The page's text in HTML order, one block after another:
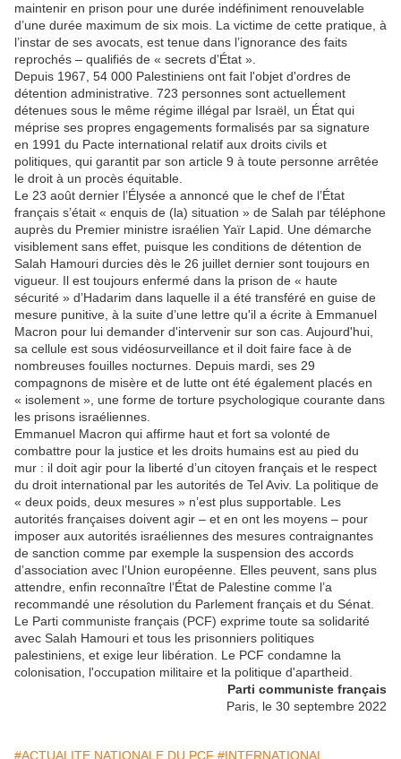
maintenir en prison pour une durée indéfiniment renouvelable
d’une durée maximum de six mois. La victime de cette pratique, à
l’instar de ses avocats, est tenue dans l’ignorance des faits
reprochés – qualifiés de « secrets d’État ».
Depuis 1967, 54 000 Palestiniens ont fait l'objet d'ordres de
détention administrative. 723 personnes sont actuellement
détenues sous le même régime illégal par Israël, un État qui
méprise ses propres engagements formalisés par sa signature
en 1991 du Pacte international relatif aux droits civils et
politiques, qui garantit par son article 9 à toute personne arrêtée
le droit à un procès équitable.
Le 23 août dernier l’Élysée a annoncé que le chef de l’État
français s’était « enquis de (la) situation » de Salah par téléphone
auprès du Premier ministre israélien Yaïr Lapid. Une démarche
visiblement sans effet, puisque les conditions de détention de
Salah Hamouri durcies dès le 26 juillet dernier sont toujours en
vigueur. Il est toujours enfermé dans la prison de « haute
sécurité » d’Hadarim dans laquelle il a été transféré en guise de
mesure punitive, à la suite d’une lettre qu'il a écrite à Emmanuel
Macron pour lui demander d'intervenir sur son cas. Aujourd'hui,
sa cellule est sous vidéosurveillance et il doit faire face à de
nombreuses fouilles nocturnes. Depuis mardi, ses 29
compagnons de misère et de lutte ont été également placés en
« isolement », une forme de torture psychologique courante dans
les prisons israéliennes.
Emmanuel Macron qui affirme haut et fort sa volonté de
combattre pour la justice et les droits humains est au pied du
mur : il doit agir pour la liberté d’un citoyen français et le respect
du droit international par les autorités de Tel Aviv. La politique de
« deux poids, deux mesures » n’est plus supportable. Les
autorités françaises doivent agir – et en ont les moyens – pour
imposer aux autorités israéliennes des mesures contraignantes
de sanction comme par exemple la suspension des accords
d’association avec l’Union européenne. Elles peuvent, sans plus
attendre, enfin reconnaître l’État de Palestine comme l’a
recommandé une résolution du Parlement français et du Sénat.
Le Parti communiste français (PCF) exprime toute sa solidarité
avec Salah Hamouri et tous les prisonniers politiques
palestiniens, et exige leur libération. Le PCF condamne la
colonisation, l'occupation militaire et la politique d'apartheid.
Parti communiste français
Paris, le 30 septembre 2022
#ACTUALITE NATIONALE DU PCF #INTERNATIONAL